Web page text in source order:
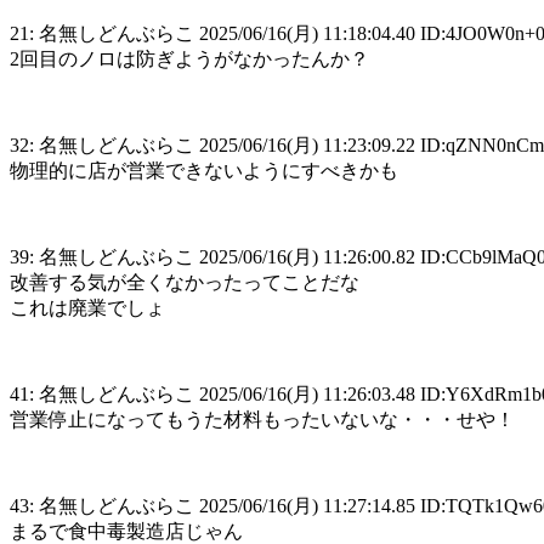
21: 名無しどんぶらこ 2025/06/16(月) 11:18:04.40 ID:4JO0W0n+0
2回目のノロは防ぎようがなかったんか？
32: 名無しどんぶらこ 2025/06/16(月) 11:23:09.22
物理的に店が営業できないようにすべきかも
39: 名無しどんぶらこ 2025/06/16(月) 11:26:00.82
改善する気が全くなかったってことだな
これは廃業でしょ
41: 名無しどんぶらこ 2025/06/16(月) 11:26:03.48
営業停止になってもうた材料もったいないな・・・せや！
43: 名無しどんぶらこ 2025/06/16(月) 11:27:14.85
まるで食中毒製造店じゃん